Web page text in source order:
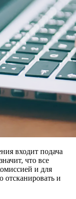
входит подача
что все
и для
отсканировать и